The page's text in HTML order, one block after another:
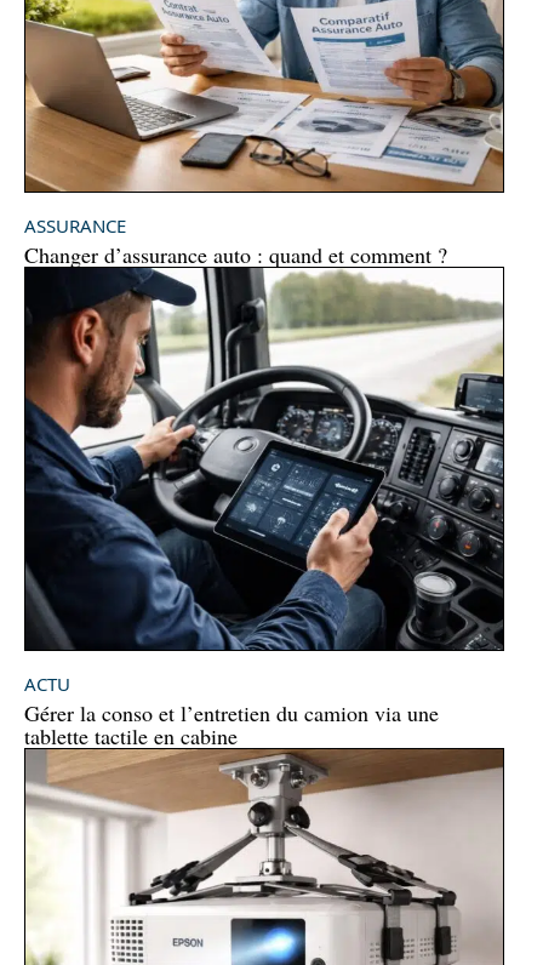
ASSURANCE
Changer d’assurance auto : quand et comment ?
ACTU
Gérer la conso et l’entretien du camion via une
tablette tactile en cabine